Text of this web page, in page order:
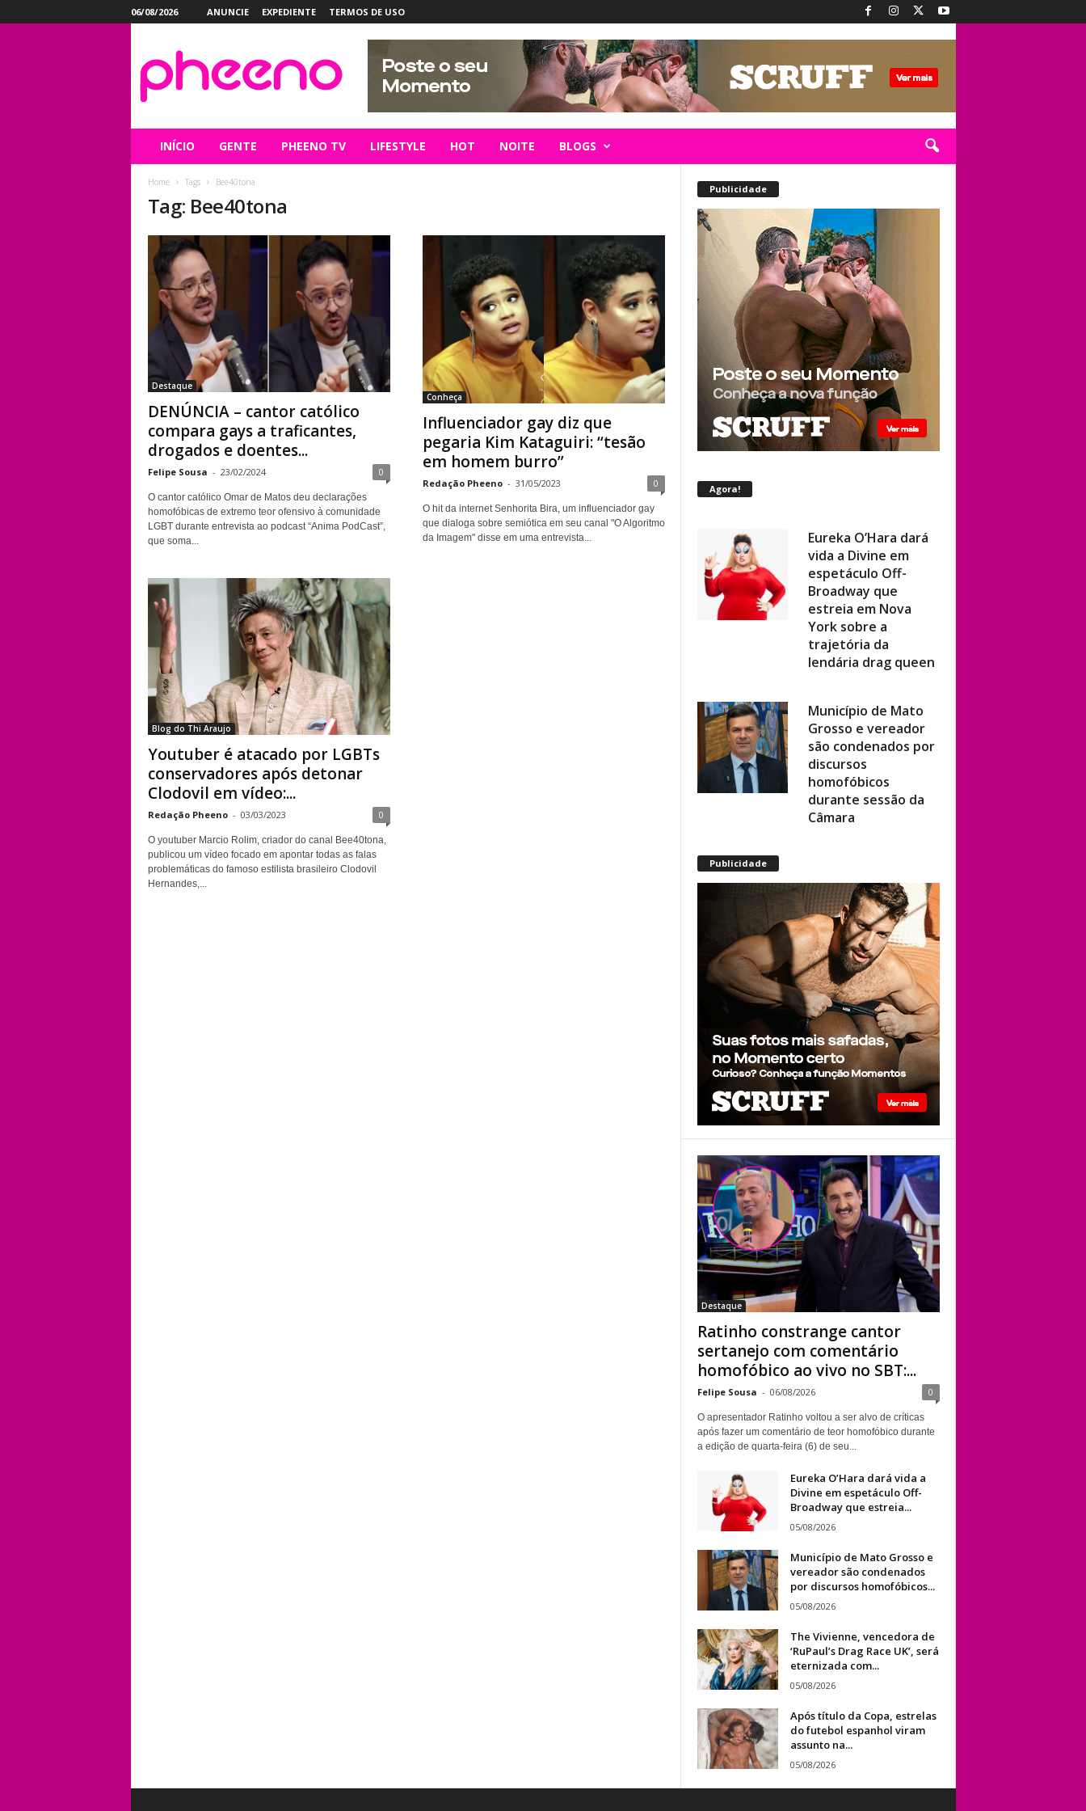
06/08/2026 ANUNCIE EXPEDIENTE TERMOS DE USO
INÍCIO GENTE PHEENO TV LIFESTYLE HOT NOITE BLOGS
Home Tags Bee40tona
Tag: Bee40tona
Destaque
DENÚNCIA – cantor católico
compara gays a traficantes,
drogados e doentes...
Felipe Sousa - 23/02/2024 0
O cantor católico Omar de Matos deu declarações
homofóbicas de extremo teor ofensivo à comunidade
LGBT durante entrevista ao podcast “Anima PodCast”,
que soma...
Conheça
Influenciador gay diz que
pegaria Kim Kataguiri: “tesão
em homem burro”
Redação Pheeno - 31/05/2023 0
O hit da internet Senhorita Bira, um influenciador gay
que dialoga sobre semiótica em seu canal "O Algoritmo
da Imagem" disse em uma entrevista...
Blog do Thi Araujo
Youtuber é atacado por LGBTs
conservadores após detonar
Clodovil em vídeo:...
Redação Pheeno - 03/03/2023 0
O youtuber Marcio Rolim, criador do canal Bee40tona,
publicou um vídeo focado em apontar todas as falas
problemáticas do famoso estilista brasileiro Clodovil
Hernandes,...
Publicidade
Agora!
vida a Divine em
espetáculo Off-
Broadway que
estreia em Nova
York sobre a
trajetória da
lendária drag queen
Grosso e vereador
são condenados por
discursos
homofóbicos
durante sessão da
Câmara
‘RuPaul’s Drag Race
UK’, será eternizada
com estátua na
cidade onde
começou sua
trajetória drag
Após título da Copa,
estrelas do futebol
espanhol viram
assunto na web por
fotos “românticas”
em iate
Ratinho constrange
cantor sertanejo
com comentário
homofóbico ao vivo
no SBT: “Você está
com uma cara de
viado”
Publicidade
Destaque
Ratinho constrange cantor
sertanejo com comentário
homofóbico ao vivo no SBT:...
Felipe Sousa - 06/08/2026 0
O apresentador Ratinho voltou a ser alvo de críticas
após fazer um comentário de teor homofóbico durante
a edição de quarta-feira (6) de seu...
Eureka O’Hara dará vida a
Divine em espetáculo Off-
Broadway que estreia...
05/08/2026
Município de Mato Grosso e
vereador são condenados
por discursos homofóbicos...
05/08/2026
The Vivienne, vencedora de
‘RuPaul’s Drag Race UK’, será
eternizada com...
05/08/2026
Após título da Copa, estrelas
do futebol espanhol viram
assunto na...
05/08/2026